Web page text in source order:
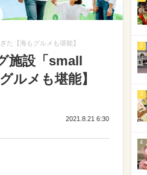
た【海もグルメも堪能】
施設「small
ルメも堪能】
2021.8.21 6:30
2
3
4